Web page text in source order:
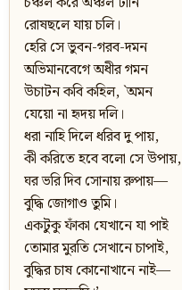
রোষছলে যায় চলি।
হেরি সে ভুবন-গরব-দমন
অভিমানবেগে অধীর গমন
উচাটন কবি কহিল, `অমন
যেয়ো না হৃদয় দলি।
ধরা নাহি দিলে ধরিব দু পায়,
কী করিতে হবে বলো সে উপায়,
ঘর ভরি দিব সোনায় রুপায়—
বুদ্ধি জোগাও তুমি।
একটুকু ফাঁকা যেখানে যা পাই
তোমার মুরতি সেখানে চাপাই,
বুদ্ধির চাষ কোনোখানে নাই—